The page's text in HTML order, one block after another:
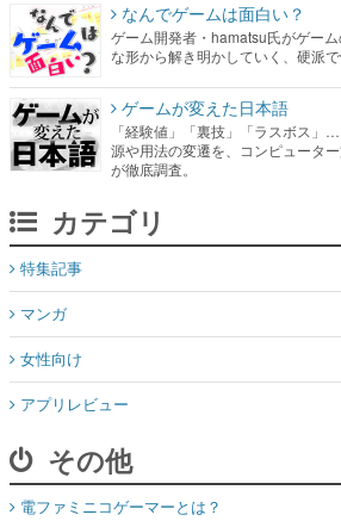
なんでゲームは面白い？
ゲーム開発者・hamatsu氏がゲー
な形から解き明かしていく、硬派で
ゲームが変えた日本語
「経験値」「裏技」「ラスボス」
源や用法の変遷を、コンピュータ
が徹底調査。
カテゴリ
特集記事
マンガ
女性向け
アプリレビュー
その他
電ファミニコゲーマーとは？